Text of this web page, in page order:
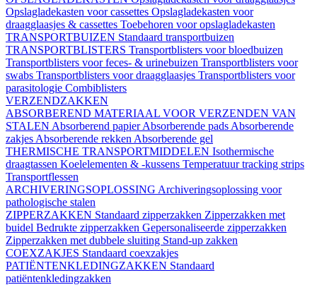
Opslagladekasten voor cassettes Opslagladekasten voor
draagglaasjes & cassettes Toebehoren voor opslagladekasten
TRANSPORTBUIZEN Standaard transportbuizen
TRANSPORTBLISTERS Transportblisters voor bloedbuizen
Transportblisters voor feces- & urinebuizen Transportblisters voor
swabs Transportblisters voor draagglaasjes Transportblisters voor
parasitologie Combiblisters
VERZENDZAKKEN
ABSORBEREND MATERIAAL VOOR VERZENDEN VAN
STALEN Absorberend papierAbsorberende pads Absorberende
zakjes Absorberende rekken Absorberende gel
THERMISCHE TRANSPORTMIDDELEN Isothermische
draagtassen Koelelementen & -kussens Temperatuur tracking strips
Transportflessen
ARCHIVERINGSOPLOSSING Archiveringsoplossing voor
pathologische stalen
ZIPPERZAKKEN Standaard zipperzakken Zipperzakken met
buidel Bedrukte zipperzakken Gepersonaliseerde zipperzakken
Zipperzakken met dubbele sluiting Stand-up zakken
COEXZAKJES Standaard coexzakjes
PATIËNTENKLEDINGZAKKEN Standaard
patiëntenkledingzakken